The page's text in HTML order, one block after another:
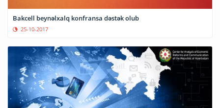
Bakcell beynəlxalq konfransa dəstək olub
25-10-2017